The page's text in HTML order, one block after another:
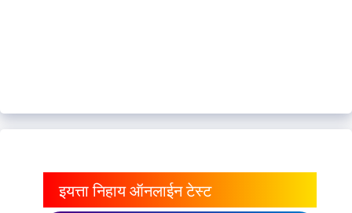
इयत्ता निहाय ऑनलाईन टेस्ट